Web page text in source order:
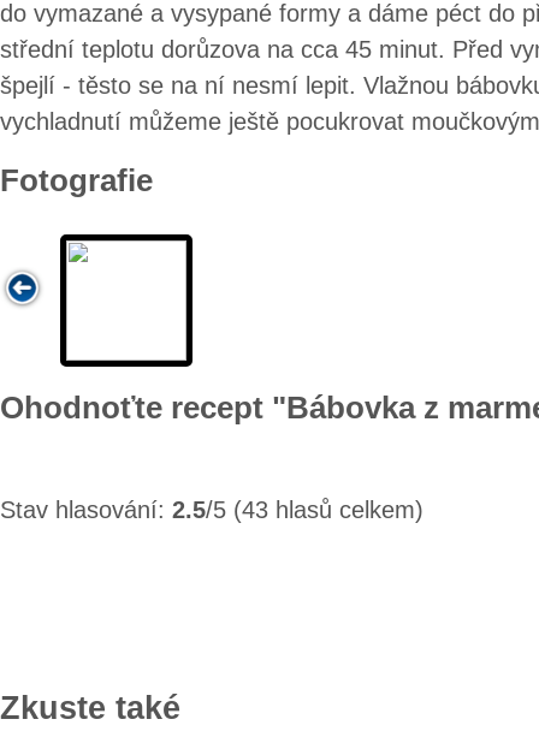
do vymazané a vysypané formy a dáme péct do
střední teplotu dorůzova na cca 45 minut. Před
špejlí - těsto se na ní nesmí lepit. Vlažnou
vychladnutí můžeme ještě pocukrovat
Fotografie
Ohodnoťte recept "Bábovka z
Stav hlasování: 2.5/5 (43 hlasů celkem)
Zkuste také